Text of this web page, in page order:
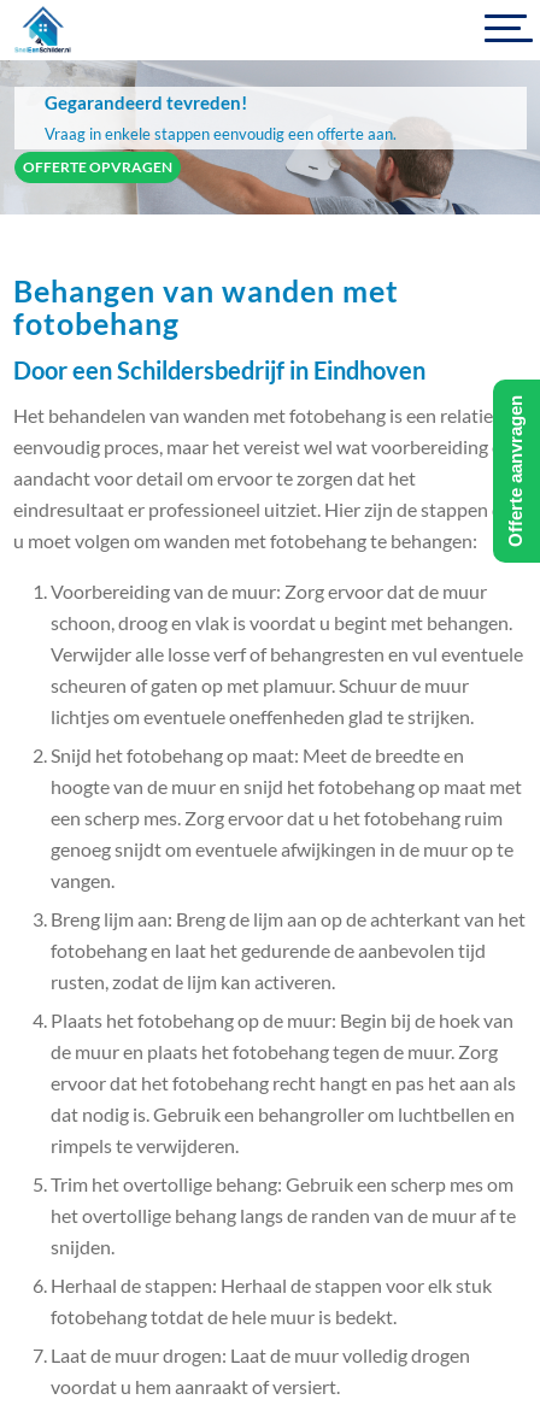
Gegarandeerd tevreden!
Vraag in enkele stappen eenvoudig een offerte aan.
OFFERTE OPVRAGEN
Behangen van wanden met
fotobehang
Door een Schildersbedrijf in Eindhoven
Het behandelen van wanden met fotobehang is een relatief
eenvoudig proces, maar het vereist wel wat voorbereiding en
aandacht voor detail om ervoor te zorgen dat het
eindresultaat er professioneel uitziet. Hier zijn de stappen die
u moet volgen om wanden met fotobehang te behangen:
Voorbereiding van de muur: Zorg ervoor dat de muur
schoon, droog en vlak is voordat u begint met behangen.
Verwijder alle losse verf of behangresten en vul eventuele
scheuren of gaten op met plamuur. Schuur de muur
lichtjes om eventuele oneffenheden glad te strijken.
Snijd het fotobehang op maat: Meet de breedte en
hoogte van de muur en snijd het fotobehang op maat met
een scherp mes. Zorg ervoor dat u het fotobehang ruim
genoeg snijdt om eventuele afwijkingen in de muur op te
vangen.
Breng lijm aan: Breng de lijm aan op de achterkant van het
fotobehang en laat het gedurende de aanbevolen tijd
rusten, zodat de lijm kan activeren.
Plaats het fotobehang op de muur: Begin bij de hoek van
de muur en plaats het fotobehang tegen de muur. Zorg
ervoor dat het fotobehang recht hangt en pas het aan als
dat nodig is. Gebruik een behangroller om luchtbellen en
rimpels te verwijderen.
Trim het overtollige behang: Gebruik een scherp mes om
het overtollige behang langs de randen van de muur af te
snijden.
Herhaal de stappen: Herhaal de stappen voor elk stuk
fotobehang totdat de hele muur is bedekt.
Laat de muur drogen: Laat de muur volledig drogen
voordat u hem aanraakt of versiert.
Offerte aanvragen